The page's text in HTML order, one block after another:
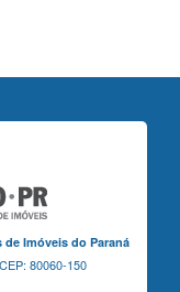
Imóveis do Paraná
80060-150